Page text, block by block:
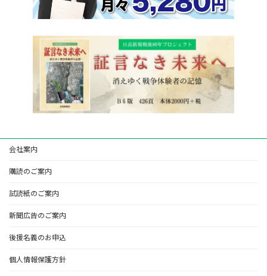
会社案内
購読のご案内
試読紙のご案内
新聞広告のご案内
後援名義のお申込
個人情報保護方針